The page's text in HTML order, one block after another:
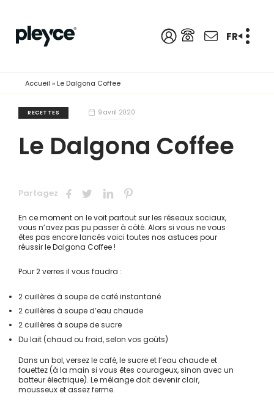
FR
Accueil » Le Dalgona Coffee
RECETTES 9 avril 2020
Le Dalgona Coffee
Partagez
En ce moment on le voit partout sur les réseaux sociaux,
vous n’avez pas pu passer à côté. Alors si vous ne vous
êtes pas encore lancés voici toutes nos astuces pour
réussir le Dalgona Coffee !
Pour 2 verres il vous faudra :
2 cuillères à soupe de café instantané
2 cuillères à soupe d’eau chaude
2 cuillères à soupe de sucre
Du lait (chaud ou froid, selon vos goûts)
Dans un bol, versez le café, le sucre et l’eau chaude et
fouettez (à la main si vous êtes courageux, sinon avec un
batteur électrique). Le mélange doit devenir clair,
mousseux et assez ferme.